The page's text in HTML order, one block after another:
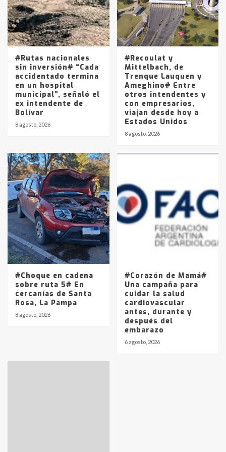
Los precios de los combustibles en
La Pampa, desde YPF hasta Axion
entre 857 a 1338 pesos
#Rutas nacionales
sin inversión# “Cada
accidentado termina
en un hospital
municipal”, señaló el
ex intendente de
Bolívar
8 agosto, 2026
#Recoulat y
Mittelbach, de
Trenque Lauquen y
Ameghino# Entre
otros intendentes y
con empresarios,
viajan desde hoy a
Estados Unidos
8 agosto, 2026
#Choque en cadena
sobre ruta 5# En
cercanías de Santa
Rosa, La Pampa
8 agosto, 2026
#Corazón de Mamá#
Una campaña para
cuidar la salud
cardiovascular
antes, durante y
después del
embarazo
6 agosto, 2026